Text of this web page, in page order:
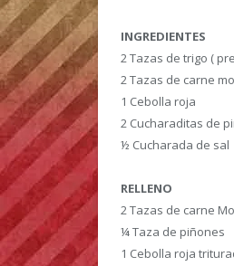
INGREDIENTES
2 Tazas de trigo (
2 Tazas de carne
1 Cebolla roja
2 Cucharaditas de
½ Cucharada de sal
RELLENO
2 Tazas de carne
¼ Taza de piñones
1 Cebolla roja